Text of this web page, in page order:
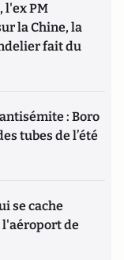
l'ex PM
la Chine, la
fait du
: Boro
tubes de l’été
se cache
l'aéroport de